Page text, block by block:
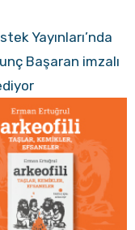
Yayınları’nda
Başaran imzalı